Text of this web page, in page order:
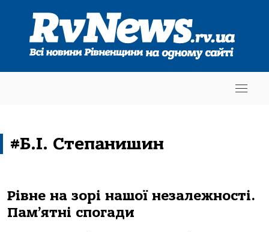
#Б.І. Степанишин
Рівне на зорі нашої незалежності.
Пам’ятні спогади